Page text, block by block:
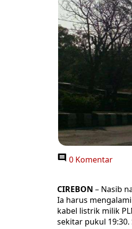
0 Komentar
CIREBON – Nasib
Ia harus
kabel listrik milik
sekitar pukul